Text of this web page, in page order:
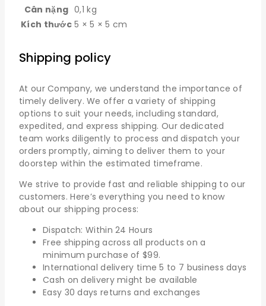
Cân nặng 0,1 kg
Kích thước 5 × 5 × 5 cm
Shipping policy
At our Company, we understand the importance of
timely delivery. We offer a variety of shipping
options to suit your needs, including standard,
expedited, and express shipping. Our dedicated
team works diligently to process and dispatch your
orders promptly, aiming to deliver them to your
doorstep within the estimated timeframe.
We strive to provide fast and reliable shipping to our
customers. Here’s everything you need to know
about our shipping process:
Dispatch: Within 24 Hours
Free shipping across all products on a
minimum purchase of $99.
International delivery time 5 to 7 business days
Cash on delivery might be available
Easy 30 days returns and exchanges